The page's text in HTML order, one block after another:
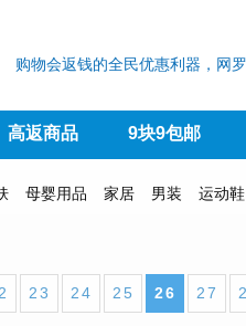
购物会返钱的全民优惠利器，网
高返商品 9块9包邮
母婴用品 家居 男装 运动鞋
23 24 25 26 27